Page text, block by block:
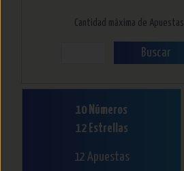
Cantidad máxima de Apuestas
Buscar
10 Números
12 Estrellas
12 Apuestas